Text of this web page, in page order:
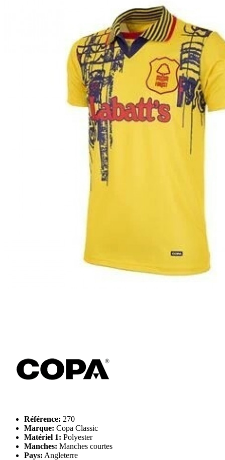
Référence: 270
Marque: Copa Classic
Matériel 1: Polyester
Manches: Manches courtes
Pays: Angleterre